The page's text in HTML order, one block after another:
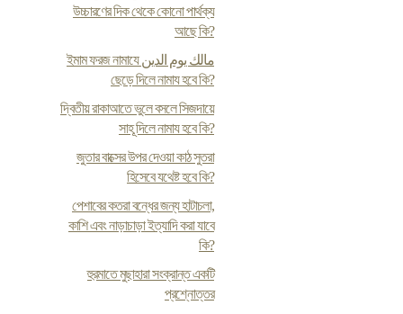
উচ্চারণের দিক থেকে কোনো পার্থক্য
আছে কি?
ইমাম ফরজ নামাযে مالك يوم الدين
ছেড়ে দিলে নামায হবে কি?
দ্বিতীয় রাকাআতে ভুলে বসলে সিজদায়ে
সাহূ দিলে নামায হবে কি?
জুতার বাক্সের উপর দেওয়া কাঠ সুতরা
হিসেবে যথেষ্ট হবে কি?
পেশাবের কতরা বন্ধের জন্য হাটাচলা,
কাশি এবং নাড়াচাড়া ইত্যাদি করা যাবে
কি?
হুরমাতে মুছাহারা সংক্রান্ত একটি
প্রশ্নোত্তর